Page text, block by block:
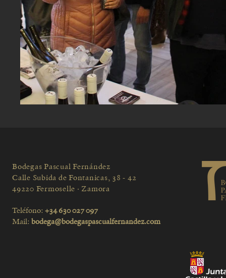
Bodegas Pascual Fernández
Calle Subida de Fontanicas, 38 - 42
49220 Fermoselle · Zamora
Teléfono: +34 630 027 097
Mail: bodega@bodegaspascualfernandez.com